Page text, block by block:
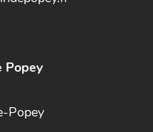
Popey
Popey